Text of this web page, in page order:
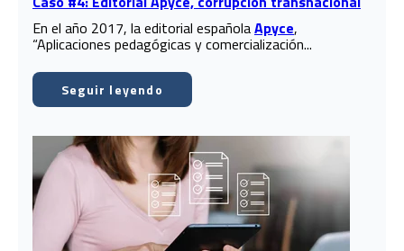
En el año 2017, la editorial españolaApyce,
“Aplicaciones pedagógicas y comercialización...
Seguir leyendo